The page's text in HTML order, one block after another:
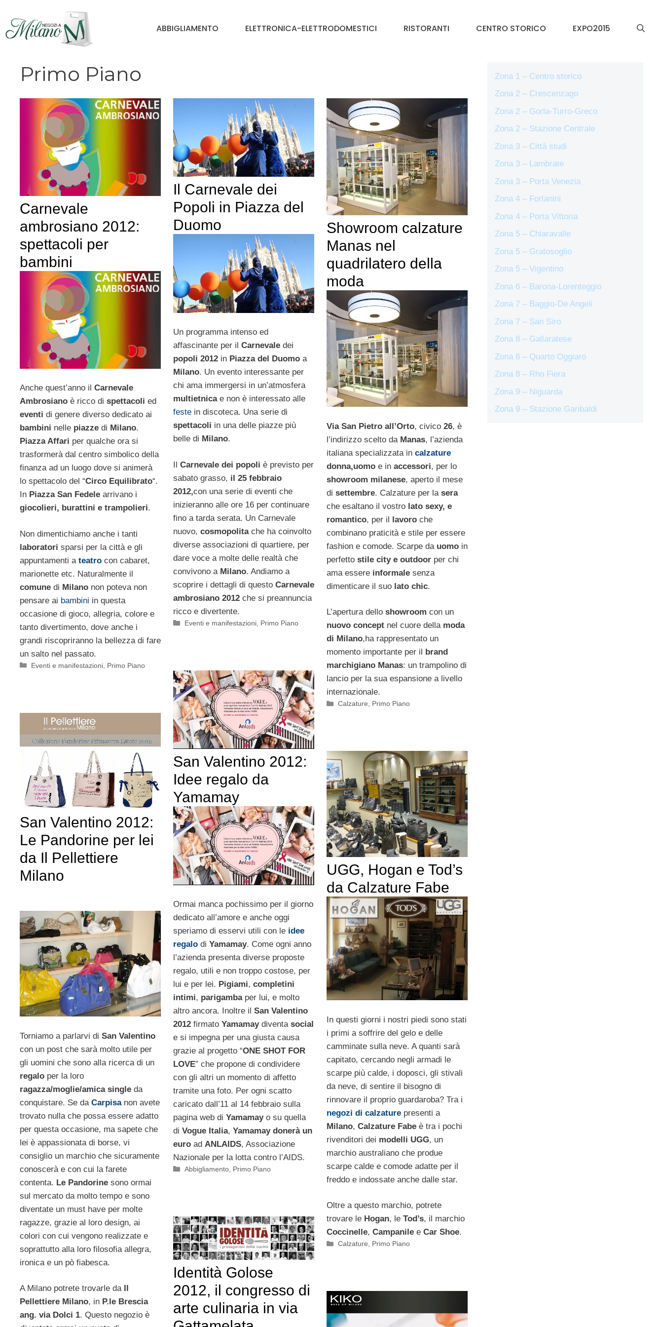
contenuto
ABBIGLIAMENTO ELETTRONICA-ELETTRODOMESTICI RISTORANTI CENTRO STORICO EXPO2015
Primo Piano
Carnevale
ambrosiano 2012:
spettacoli per
bambini
Anche quest’anno il Carnevale
Ambrosiano è ricco di spettacoli ed
eventi di genere diverso dedicato ai
bambini nelle piazze di Milano.
Piazza Affari per qualche ora si
trasformerà dal centro simbolico della
finanza ad un luogo dove si animerà
lo spettacolo del “Circo Equilibrato“.
In Piazza San Fedele arrivano i
giocolieri, burattini e trampolieri.
Non dimentichiamo anche i tanti
laboratori sparsi per la città e gli
appuntamenti a teatro con cabaret,
marionette etc. Naturalmente il
comune di Milano non poteva non
pensare ai bambini in questa
occasione di gioco, allegria, colore e
tanto divertimento, dove anche i
grandi riscopriranno la bellezza di fare
un salto nel passato.
Categorie
Eventi e manifestazioni Primo Piano
Il Carnevale dei
Popoli in Piazza del
Duomo
Un programma intenso ed
affascinante per il Carnevaledei
popoli 2012in Piazza del Duomoa
Milano. Un evento interessante per
chi ama immergersi in un’atmosfera
multietnicae non è interessato alle
feste in discoteca. Una serie di
spettacoli in una delle piazze più
belle di Milano.
Il Carnevale dei popoli è previsto per
sabato grasso, il 25 febbraio
2012,con una serie di eventi che
inizieranno alle ore 16 per continuare
fino a tarda serata. Un Carnevale
nuovo, cosmopolitache ha coinvolto
diverse associazioni di quartiere, per
dare voce a molte delle realtà che
convivono a Milano. Andiamo a
scoprire i dettagli di questo Carnevale
ambrosiano 2012che si preannuncia
ricco e divertente.
Categorie
Eventi e manifestazioni Primo Piano
Showroom calzature
Manas nel
quadrilatero della
moda
Via San Pietro all’Orto, civico 26, è
l’indirizzo scelto da Manas, l’azienda
italiana specializzata in calzature
donna,uomoe in accessori, per lo
showroom milanese, aperto il mese
di settembre. Calzature per la sera
che esaltano il vostro lato sexy, e
romantico, per il lavoroche
combinano praticità e stile per essere
fashion e comode. Scarpe da uomoin
perfetto stile city e outdoorper chi
ama essere informalesenza
dimenticare il suo lato chic.
L’apertura dello showroom con un
nuovo conceptnel cuore della moda
di Milano,ha rappresentato un
momento importante per il
brand
marchigiano Manas: un trampolino di
lancio per la sua espansione a livello
internazionale.
Categorie
Calzature, Primo Piano
San Valentino 2012:
Idee regalo da
Yamamay
Ormai manca pochissimo per il giorno
dedicato all’amore e anche oggi
speriamo di esservi utili con le idee
regalodi Yamamay. Come ogni anno
l’azienda presenta diverse proposte
regalo, utili e non troppo costose, per
lui e per lei. Pigiami, completini
intimi, parigambaper lui, e molto
altro ancora. Inoltre il San Valentino
2012firmato Yamamaydiventa social
e si impegna per una giusta causa
grazie al progetto “ONE SHOT FOR
LOVE” che propone di condividere
con gli altri un momento di affetto
tramite una foto. Per ogni scatto
caricato dall’11 al 14 febbraio sulla
pagina web di Yamamayo su quella
di Vogue Italia, Yamamay donerà un
euroad ANLAIDS, Associazione
Nazionale per la lotta contro l’AIDS.
Categorie
Abbigliamento Primo Piano
San Valentino 2012:
Le Pandorine per lei
da Il Pellettiere
Milano
Torniamo a parlarvi di San Valentino
con un post che sarà molto utile per
gli uomini che sono alla ricerca di un
regalo per la loro
ragazza/moglie/amica single da
conquistare. Se da Carpisa non avete
trovato nulla che possa essere adatto
per questa occasione, ma sapete che
lei è appassionata di borse, vi
consiglio un marchio che sicuramente
conoscerà e con cui la farete
contenta. Le Pandorine sono ormai
sul mercato da molto tempo e sono
diventate un must have per molte
ragazze, grazie al loro design, ai
colori con cui vengono realizzate e
soprattutto alla loro filosofia allegra,
ironica e un pò fiabesca.
A Milano potrete trovarle da
Pellettiere Milano, in P.le Brescia
ang. via Dolci 1. Questo negozio è
UGG, Hogan e Tod’s
da Calzature Fabe
In questi giorni i nostri piedi sono stati
i primi a soffrire del gelo e delle
camminate sulla neve. A quanti sarà
capitato, cercando negli armadi le
scarpe più calde, i doposci, gli stivali
da neve, di sentire il bisogno di
rinnovare il proprio guardaroba? Tra i
negozi di calzaturepresenti a
Milano, Calzature Fabeè tra i pochi
rivenditori dei modelli UGG, un
marchio australiano che produe
scarpe calde e comode adatte per il
freddo e indossate anche dalle star.
Oltre a questo marchio, potrete
trovare le Hogan, le Tod’s, il marchio
Coccinelle, Campanilee Car Shoe.
Categorie
Calzature, Primo Piano
Identità Golose
2012, il congresso di
arte culinaria in via
Zona 1 – Centro storico
Zona 2 – Crescenzago
Zona 2 – Gorla-Turro-Greco
Zona 2 – Stazione Centrale
Zona 3 – Città studi
Zona 3 – Lambrate
Zona 3 – Porta Venezia
Zona 4 – Forlanini
Zona 4 – Porta Vittoria
Zona 5 – Chiaravalle
Zona 5 – Gratosoglio
Zona 5 – Vigentino
Zona 6 – Barona-Lorenteggio
Zona 7 – Baggio-De Angeli
Zona 7 – San Siro
Zona 8 – Gallaratese
Zona 8 – Quarto Oggiaro
Zona 8 – Rho Fiera
Zona 9 – Niguarda
Zona 9 – Stazione Garibaldi